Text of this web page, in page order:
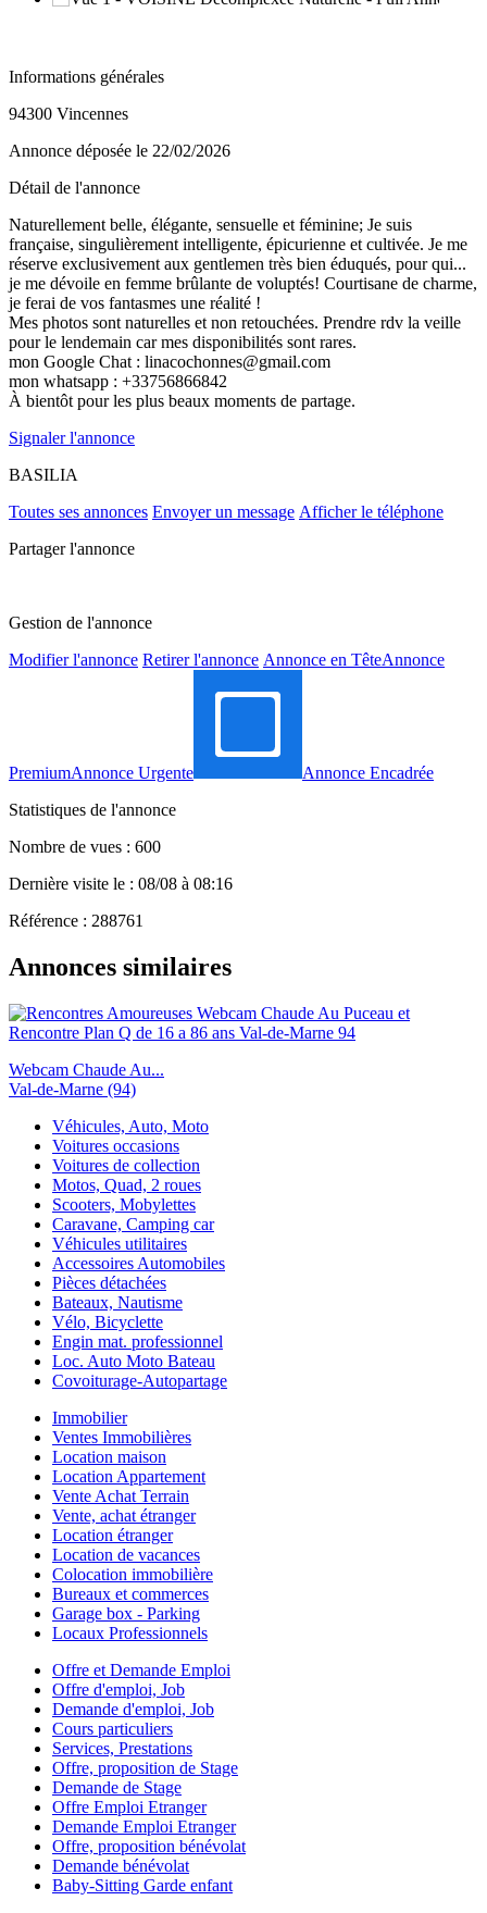
Informations générales
94300 Vincennes
Annonce déposée le 22/02/2026
Détail de l'annonce
Naturellement belle, élégante, sensuelle et féminine; Je suis
française, singulièrement intelligente, épicurienne et cultivée. Je me
réserve exclusivement aux gentlemen très bien éduqués, pour qui...
je me dévoile en femme brûlante de voluptés! Courtisane de charme,
je ferai de vos fantasmes une réalité !
Mes photos sont naturelles et non retouchées. Prendre rdv la veille
pour le lendemain car mes disponibilités sont rares.
mon Google Chat : linacochonnes@gmail.com
mon whatsapp : +33756866842
À bientôt pour les plus beaux moments de partage.
Signaler l'annonce
BASILIA
Toutes ses annonces Envoyer un message Afficher le téléphone
Partager l'annonce
Gestion de l'annonce
Modifier l'annonce Retirer l'annonce Annonce en TêteAnnonce
PremiumAnnonce Urgente
Annonce Encadrée
Statistiques de l'annonce
Nombre de vues : 600
Dernière visite le : 08/08 à 08:16
Référence : 288761
Annonces similaires
Webcam Chaude Au...
Val-de-Marne (94)
Véhicules, Auto, Moto
Voitures occasions
Voitures de collection
Motos, Quad, 2 roues
Scooters, Mobylettes
Caravane, Camping car
Véhicules utilitaires
Accessoires Automobiles
Pièces détachées
Bateaux, Nautisme
Vélo, Bicyclette
Engin mat. professionnel
Loc. Auto Moto Bateau
Covoiturage-Autopartage
Immobilier
Ventes Immobilières
Location maison
Location Appartement
Vente Achat Terrain
Vente, achat étranger
Location étranger
Location de vacances
Colocation immobilière
Bureaux et commerces
Garage box - Parking
Locaux Professionnels
Offre et Demande Emploi
Offre d'emploi, Job
Demande d'emploi, Job
Cours particuliers
Services, Prestations
Offre, proposition de Stage
Demande de Stage
Offre Emploi Etranger
Demande Emploi Etranger
Offre, proposition bénévolat
Demande bénévolat
Baby-Sitting Garde enfant